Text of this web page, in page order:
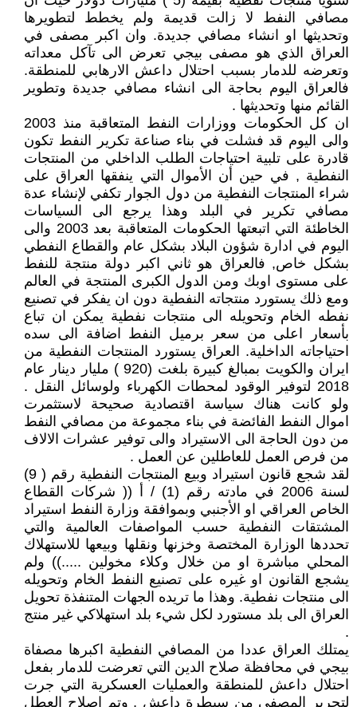
مصافي النفط لا زالت قديمة ولم يخطط لتطويرها
وتحديثها او انشاء مصافي جديدة. وان اكبر مصفى في
العراق الذي هو مصفى بيجي تعرض الى تآكل معداته
وتعرضه للدمار بسبب احتلال داعش الارهابي للمنطقة.
فالعراق اليوم بحاجة الى انشاء مصافي جديدة وتطوير
القائم منها وتحديثها .
ان كل الحكومات ووزارات النفط المتعاقبة منذ 2003
والى اليوم قد فشلت في بناء صناعة تكرير النفط تكون
قادرة على تلبية احتياجات الطلب الداخلي من المنتجات
النفطية , في حين أن الأموال التي ينفقها العراق على
شراء المنتجات النفطية من دول الجوار تكفي لإنشاء عدة
مصافي تكرير في البلد وهذا يرجع الى السياسات
الخاطئة التي اتبعتها الحكومات المتعاقبة بعد 2003 والى
اليوم في ادارة شؤون البلاد بشكل عام والقطاع النفطي
بشكل خاص, فالعراق هو ثاني اكبر دولة منتجة للنفط
على مستوى اوبك ومن الدول الكبرى المنتجة في العالم
ومع ذلك يستورد منتجاته النفطية دون ان يفكر في تصنيع
نفطه الخام وتحويله الى منتجات نفطية يمكن ان تباع
بأسعار اعلى من سعر برميل النفط اضافة الى سده
احتياجاته الداخلية. العراق يستورد المنتجات النفطية من
ايران والكويت بمبالغ كبيرة بلغت (920 ) مليار دينار عام
2018 لتوفير الوقود لمحطات الكهرباء ولوسائل النقل .
ولو كانت هناك سياسة اقتصادية صحيحة لاستثمرت
اموال النفط الفائضة في بناء مجموعة من مصافي النفط
من دون الحاجة الى الاستيراد والى توفير عشرات الالاف
من فرص العمل للعاطلين عن العمل .
لقد شجع قانون استيراد وبيع المنتجات النفطية رقم ( 9)
لسنة 2006 في مادته رقم (1) / أ (( شركات القطاع
الخاص العراقي او الأجنبي وبموافقة وزارة النفط استيراد
المشتقات النفطية حسب المواصفات العالمية والتي
تحددها الوزارة المختصة وخزنها ونقلها وبيعها للاستهلاك
المحلي مباشرة او من خلال وكلاء مخولين .....)) ولم
يشجع القانون او غيره على تصنيع النفط الخام وتحويله
الى منتجات نفطية. وهذا ما تريده الجهات المتنفذة تحويل
العراق الى بلد مستورد لكل شيء بلد استهلاكي غير منتج
.
يمتلك العراق عددا من المصافي النفطية اكبرها مصفاة
بيجي في محافظة صلاح الدين التي تعرضت للدمار بفعل
احتلال داعش للمنطقة والعمليات العسكرية التي جرت
لتحرير المصفى من سيطرة داعش , وتم اصلاح العطل